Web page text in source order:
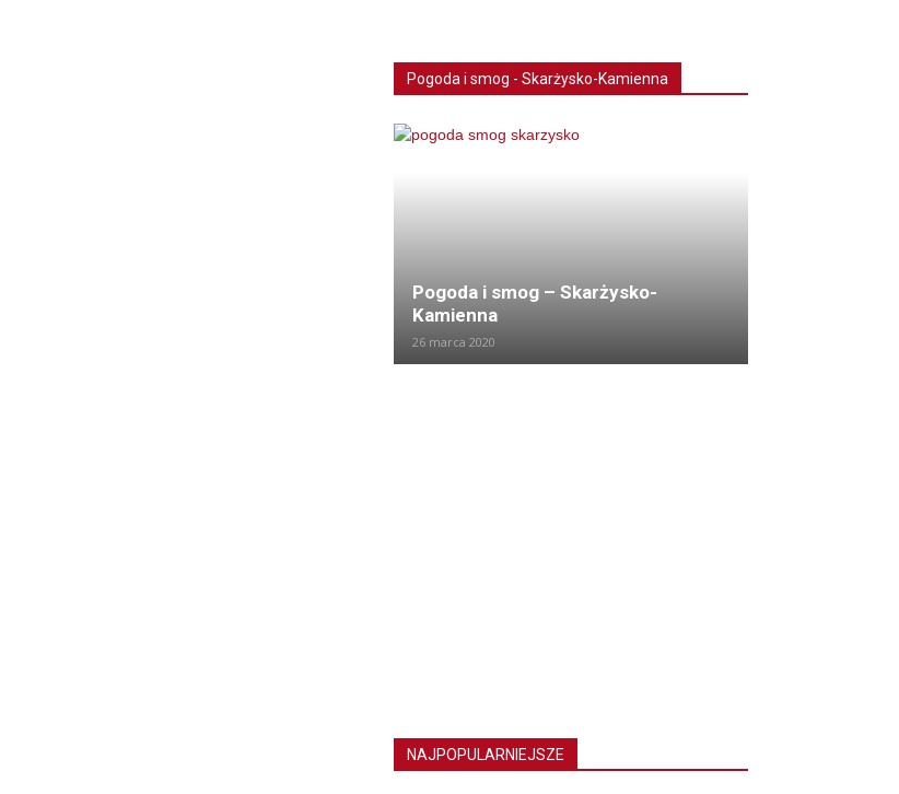
Pogoda i smog - Skarżysko-Kamienna
Pogoda i smog – Skarżysko-
Kamienna
26 marca 2020
NAJPOPULARNIEJSZE